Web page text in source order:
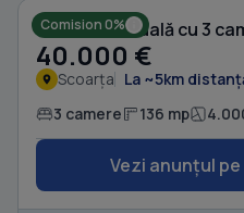
Comision 0%
40.000 €
Scoarța La ~5km
3 camere 136 mp
Vezi anunțul